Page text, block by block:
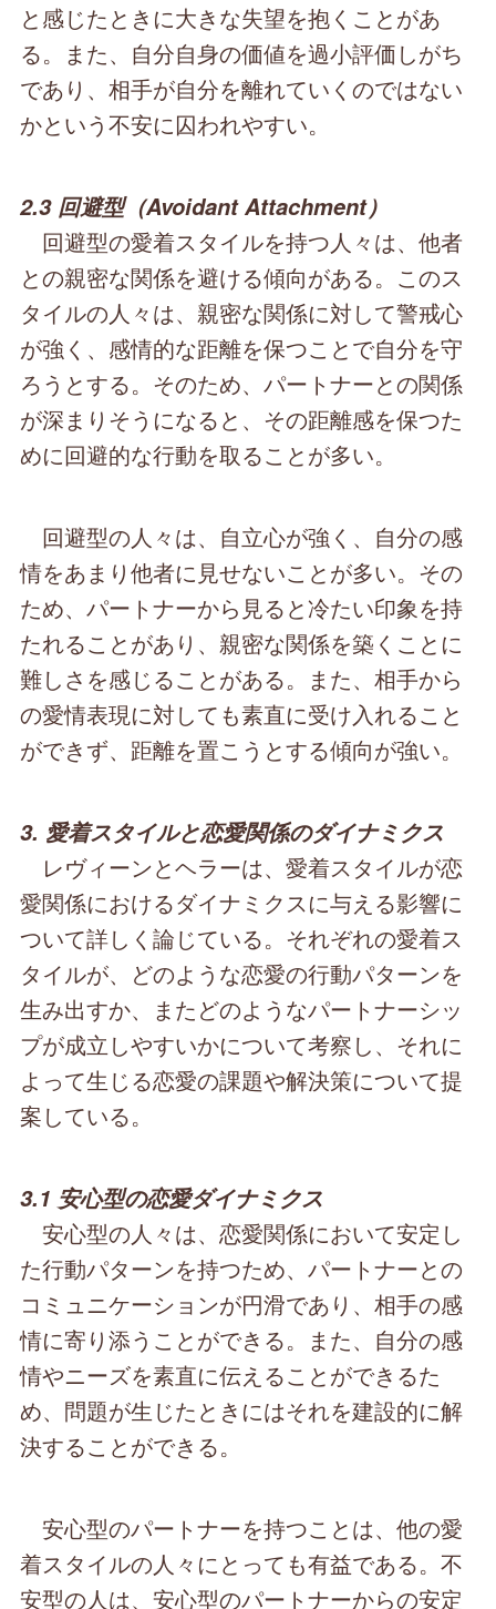
と感じたときに大きな失望を抱くことがあ
る。また、自分自身の価値を過小評価しがち
であり、相手が自分を離れていくのではない
かという不安に囚われやすい。
2.3 回避型（Avoidant Attachment）
回避型の愛着スタイルを持つ人々は、他者
との親密な関係を避ける傾向がある。このス
タイルの人々は、親密な関係に対して警戒心
が強く、感情的な距離を保つことで自分を守
ろうとする。そのため、パートナーとの関係
が深まりそうになると、その距離感を保つた
めに回避的な行動を取ることが多い。
回避型の人々は、自立心が強く、自分の感
情をあまり他者に見せないことが多い。その
ため、パートナーから見ると冷たい印象を持
たれることがあり、親密な関係を築くことに
難しさを感じることがある。また、相手から
の愛情表現に対しても素直に受け入れること
ができず、距離を置こうとする傾向が強い。
3. 愛着スタイルと恋愛関係のダイナミクス
レヴィーンとヘラーは、愛着スタイルが恋
愛関係におけるダイナミクスに与える影響に
ついて詳しく論じている。それぞれの愛着ス
タイルが、どのような恋愛の行動パターンを
生み出すか、またどのようなパートナーシッ
プが成立しやすいかについて考察し、それに
よって生じる恋愛の課題や解決策について提
案している。
3.1 安心型の恋愛ダイナミクス
安心型の人々は、恋愛関係において安定し
た行動パターンを持つため、パートナーとの
コミュニケーションが円滑であり、相手の感
情に寄り添うことができる。また、自分の感
情やニーズを素直に伝えることができるた
め、問題が生じたときにはそれを建設的に解
決することができる。
安心型のパートナーを持つことは、他の愛
着スタイルの人々にとっても有益である。不
安型の人は、安心型のパートナーからの安定